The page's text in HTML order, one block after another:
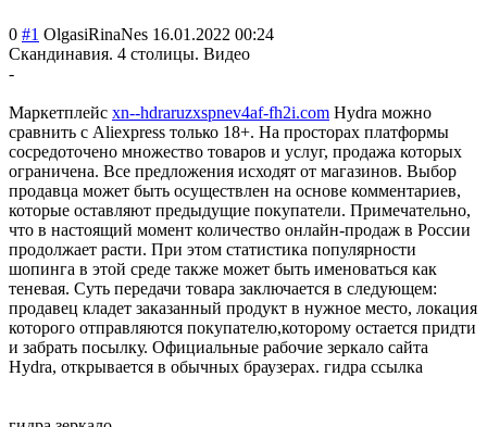
0 #1 OlgasiRinaNes 16.01.2022 00:24
Скандинавия. 4 столицы. Видео
-
Маркетплейс xn--hdraruzxspnev4af-fh2i.com Hydra можно
сравнить с Aliexpress только 18+. На просторах платформы
сосредоточено множество товаров и услуг, продажа которых
ограничена. Все предложения исходят от магазинов. Выбор
продавца может быть осуществлен на основе комментариев,
которые оставляют предыдущие покупатели. Примечательно,
что в настоящий момент количество онлайн-продаж в России
продолжает расти. При этом статистика популярности
шопинга в этой среде также может быть именоваться как
теневая. Суть передачи товара заключается в следующем:
продавец кладет заказанный продукт в нужное место, локация
которого отправляются покупателю,которому остается придти
и забрать посылку. Официальные рабочие зеркало сайта
Hydra, открывается в обычных браузерах. гидра ссылка